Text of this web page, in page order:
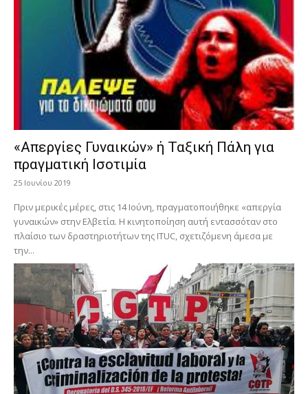
«Απεργίες Γυναικών» ή Ταξική Πάλη για
πραγματική Ισοτιμία
25 Ιουνίου 2019
Πριν μερικές μέρες, στις 14 Ιούνη, πραγματοποιήθηκε «απεργία
γυναικών» στην Ελβετία. Η κινητοποίηση αυτή εντασσόταν στο
πλαίσιο των δραστηριοτήτων της ITUC, σχετιζόμενη άμεσα με
την...